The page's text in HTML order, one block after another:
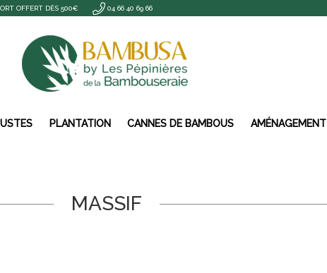
PLANTATION CANNES DE BAMBOUS AMÉNAGEMENT
MASSIF
OFFERT DÈS 500€ 04 66 40 69 66